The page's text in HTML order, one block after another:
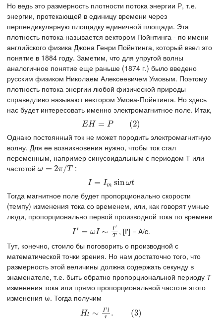
Но ведь это размерность плотности потока энергии Р, т.е.
энергии, протекающей в единицу времени через
перпендикулярную площадку единичной площади. Эта
плотность потока называется вектором Пойнтинга - по имени
английского физика Джона Генри Пойнтинга, который ввел это
понятие в 1884 году. Заметим, что для упругой волны
аналогичное понятие еще раньше (1874 г.) было введено
русским физиком Николаем Алексеевичем Умовым. Поэтому
плотность потока энергии любой физической природы
справедливо называют вектором Умова-Пойнтинга. Но здесь
нас будет интересовать именно электромагнитное поле. Итак,
EH = P (2)
EH=P
Однако постоянный ток не может породить электромагнитную
волну. Для ее возникновения нужно, чтобы ток стал
переменным, например синусоидальным с периодом Т или
частотой ω = 2π/T
ω =2π/T :
I = Im sinωt
I= Im sinωt
Тогда магнитное поле будет пропорционально скорости
(темпу) изменения тока со временем, или, как говорят умные
люди, пропорционально первой производной тока по времени
I ′ = ωI ∼ I ′
T
I′= ωI∼I′T
, [I'] = A/c.
Тут, конечно, стоило бы поговорить о производной с
математической точки зрения. Но нам достаточно того, что
размерность этой величины должна содержать секунду в
знаменателе, т.е. быть обратно пропорциональной периоду Т
изменения тока или прямо пропорциональной частоте этого
изменения ω. Тогда получим
Hl ∼ I ′l
r
. (3)
Hl∼I′lr